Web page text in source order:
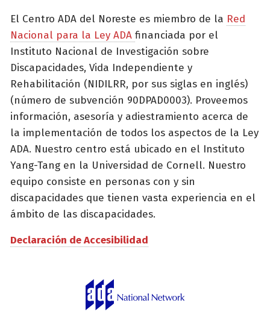
El Centro ADA del Noreste es miembro de la Red
Nacional para la Ley ADA financiada por el
Instituto Nacional de Investigación sobre
Discapacidades, Vida Independiente y
Rehabilitación (NIDILRR, por sus siglas en inglés)
(número de subvención 90DPAD0003). Proveemos
información, asesoría y adiestramiento acerca de
la implementación de todos los aspectos de la Ley
ADA. Nuestro centro está ubicado en el Instituto
Yang-Tang en la Universidad de Cornell. Nuestro
equipo consiste en personas con y sin
discapacidades que tienen vasta experiencia en el
ámbito de las discapacidades.
Declaración de Accesibilidad